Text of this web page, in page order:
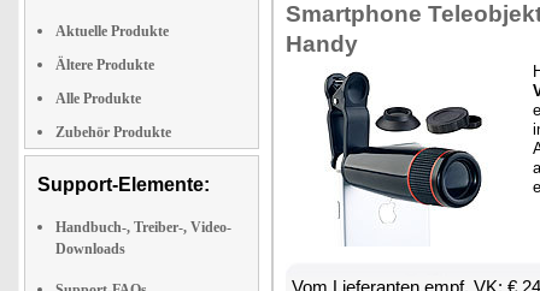
Aktuelle Produkte
Ältere Produkte
Alle Produkte
Zubehör Produkte
Support-Elemente:
Handbuch-, Treiber-, Video-
Downloads
Smartphone
Handy
Vom Lieferanten empf. VK: €